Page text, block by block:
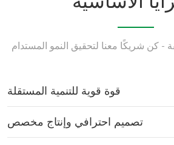
قوة قوية للتنمية المستقلة
تصميم احترافي وإنتاج مخصص